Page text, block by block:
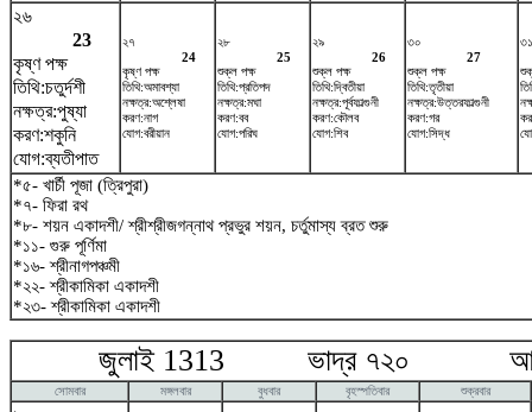
২৬
23
কৃষ্ণ পক্ষ
তিথি:চতুর্দশী
নক্ষত্র:পুষ্যা
করণ:শকুনি
যোগ:ব্যতীপাত
২৭
24
কৃষ্ণ পক্ষ
তিথি:অমাবশ্যা
নক্ষত্র:অশ্লেষা
করণ:নাগ
যোগ:বরীয়ান
২৮
25
শুক্ল পক্ষ
তিথি:প্রতিপদ
নক্ষত্র:মঘা
করণ:বব
যোগ:পরিঘ
২৯
26
শুক্ল পক্ষ
তিথি:দ্বিতীয়া
নক্ষত্র:পূর্বফাল্গুনী
করণ:কৌলব
যোগ:শিব
৩০
27
শুক্ল পক্ষ
তিথি:তৃতীয়া
নক্ষত্র:উত্তরফাল্গুনী
করণ:গর
যোগ:সিদ্ধ
৩১
*৫- খার্চী পূজা (ত্রিপুরা)
*৭- ফিরা রথ
*৮- শয়ন একাদশী/ শ্রীশ্রীজগন্নাথ প্রভুর শয়ন, চর্তুমাস্য ব্রত শুরু
*১১- গুরু পূর্ণিমা
*১৬- শ্রীনাগপঞ্চমী
*২২- শ্রীকামিকা একাদশী
*২৩- শ্রীকামিকা একাদশী
জুলাই 1313 ভাদ্র ৭২০
সোমবার মঙ্গলবার বুধবার বৃহস্পতিবার শুক্রবার